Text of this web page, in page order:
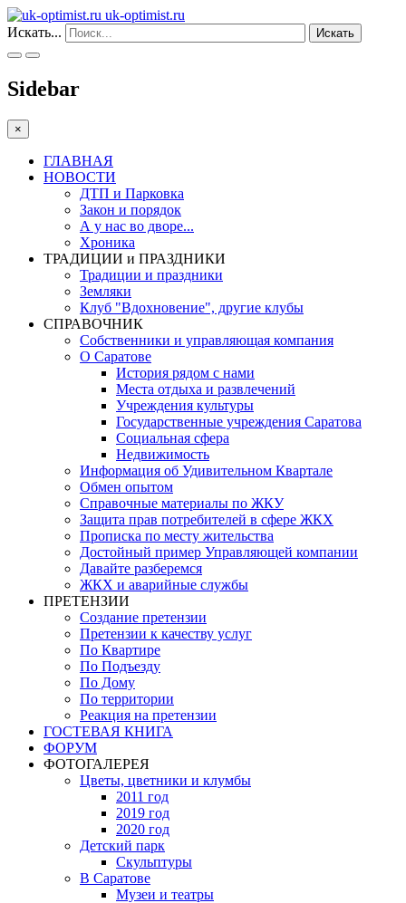
uk-optimist.ru
Искать...
Искать
Sidebar
×
ГЛАВНАЯ
НОВОСТИ
ДТП и Парковка
Закон и порядок
А у нас во дворе...
Хроника
ТРАДИЦИИ и ПРАЗДНИКИ
Традиции и праздники
Земляки
Клуб "Вдохновение", другие клубы
СПРАВОЧНИК
Собственники и управляющая компания
О Саратове
История рядом с нами
Места отдыха и развлечений
Учреждения культуры
Государственные учреждения Саратова
Социальная сфера
Недвижимость
Информация об Удивительном Квартале
Обмен опытом
Справочные материалы по ЖКУ
Защита прав потребителей в сфере ЖКХ
Прописка по месту жительства
Достойный пример Управляющей компании
Давайте разберемся
ЖКХ и аварийные службы
ПРЕТЕНЗИИ
Создание претензии
Претензии к качеству услуг
По Квартире
По Подъезду
По Дому
По территории
Реакция на претензии
ГОСТЕВАЯ КНИГА
ФОРУМ
ФОТОГАЛЕРЕЯ
Цветы, цветники и клумбы
2011 год
2019 год
2020 год
Детский парк
Скульптуры
В Саратове
Музеи и театры